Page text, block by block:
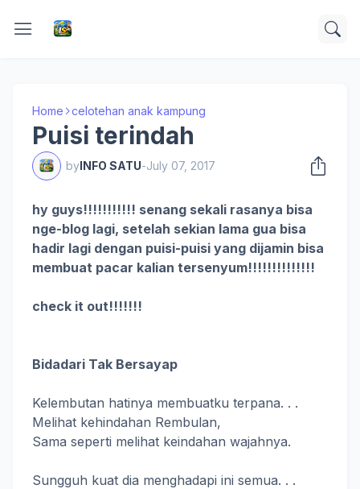
Home celotehan anak kampung
Puisi terindah
byINFO SATU-July 07, 2017
hy guys!!!!!!!!!!! senang sekali rasanya bisa
nge-blog lagi, setelah sekian lama gua bisa
hadir lagi dengan puisi-puisi yang dijamin bisa
membuat pacar kalian tersenyum!!!!!!!!!!!!!!
check it out!!!!!!!
Bidadari Tak Bersayap
Kelembutan hatinya membuatku terpana. . .
Melihat kehindahan Rembulan,
Sama seperti melihat keindahan wajahnya.
Sungguh kuat dia menghadapi ini semua. . .